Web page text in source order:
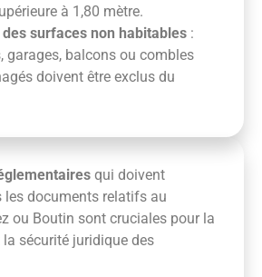
à 1,80 mètre.
des surfaces non habitables :
garages, balcons ou combles
doivent être exclus du
qui doivent
les documents relatifs au
ou Boutin sont cruciales pour la
sécurité juridique des